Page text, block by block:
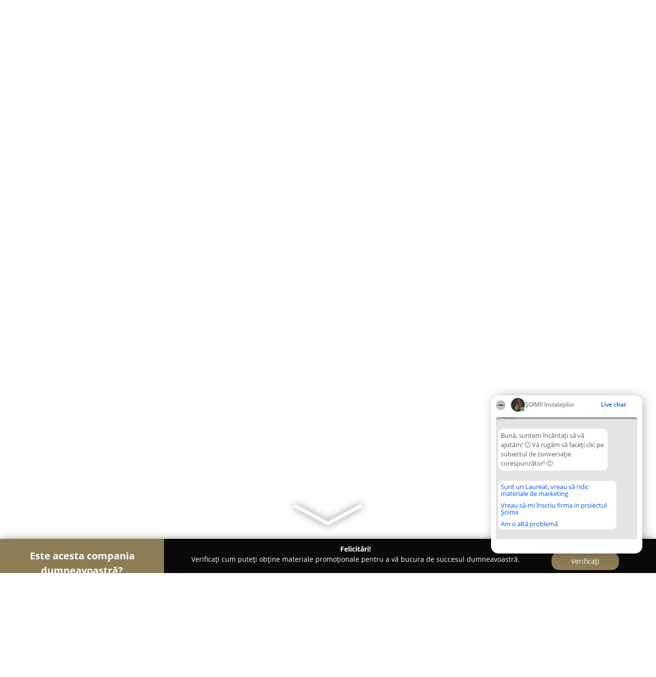
ŞOIMII Instalaţiilor Live chat
01:09
Bună, suntem încântați să vă
ajutăm! 🙂 Vă rugăm să faceți clic pe
subiectul de conversație
corespunzător! 🙂
Sunt un Laureat, vreau să ridic
materiale de marketing
Vreau să-mi înscriu firma in proiectul
Șoimii
Am o altă problemă
Este acesta compania
dumneavoastră?
Felicitări!
Verificați cum puteți obține materiale promoționale pentru a vă bucura de succesul dumneavoastră.
Verificați